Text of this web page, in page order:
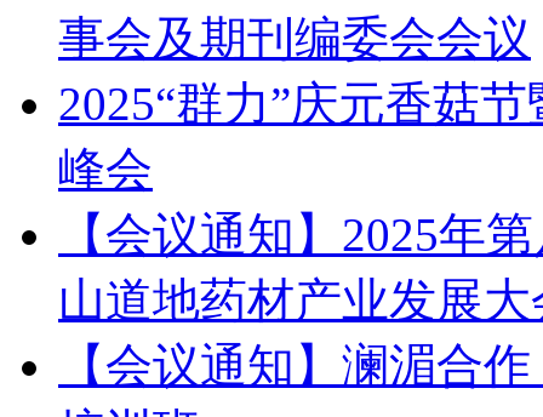
事会及期刊编委会会议
2025“群力”庆元香菇
峰会
【会议通知】2025年
山道地药材产业发展大
【会议通知】澜湄合